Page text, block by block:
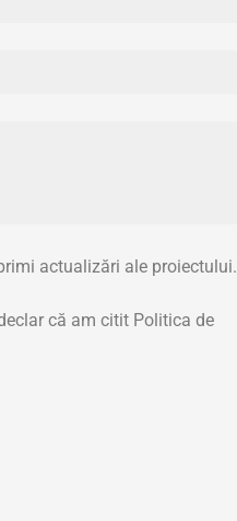
actualizări ale proiectului.
că am citit Politica de